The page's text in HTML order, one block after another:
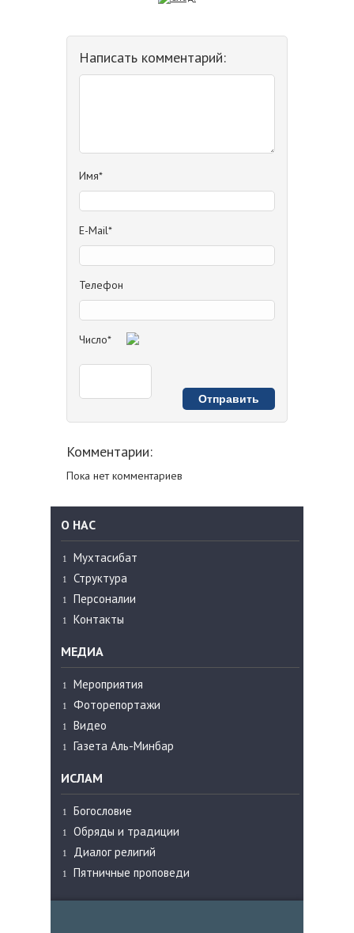
Написать комментарий:
Имя*
E-Mail*
Телефон
Число*
Комментарии:
Пока нет комментариев
О НАС
Мухтасибат
Структура
Персоналии
Контакты
МЕДИА
Мероприятия
Фоторепортажи
Видео
Газета Аль-Минбар
ИСЛАМ
Богословие
Обряды и традиции
Диалог религий
Пятничные проповеди